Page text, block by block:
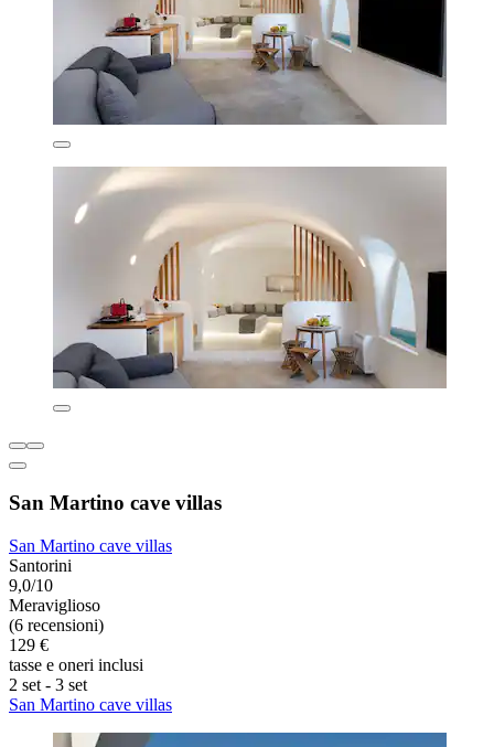
San Martino cave villas
San Martino cave villas
Santorini
9,0/10
Meraviglioso
(6 recensioni)
129 €
tasse e oneri inclusi
2 set - 3 set
San Martino cave villas